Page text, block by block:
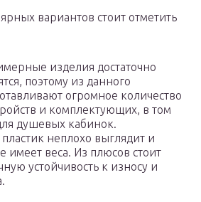
вариантов стоит отметить
изделия достаточно
поэтому из данного
огромное количество
и комплектующих, в том
душевых кабинок.
неплохо выглядит и
имеет веса. Из плюсов стоит
устойчивость к износу и